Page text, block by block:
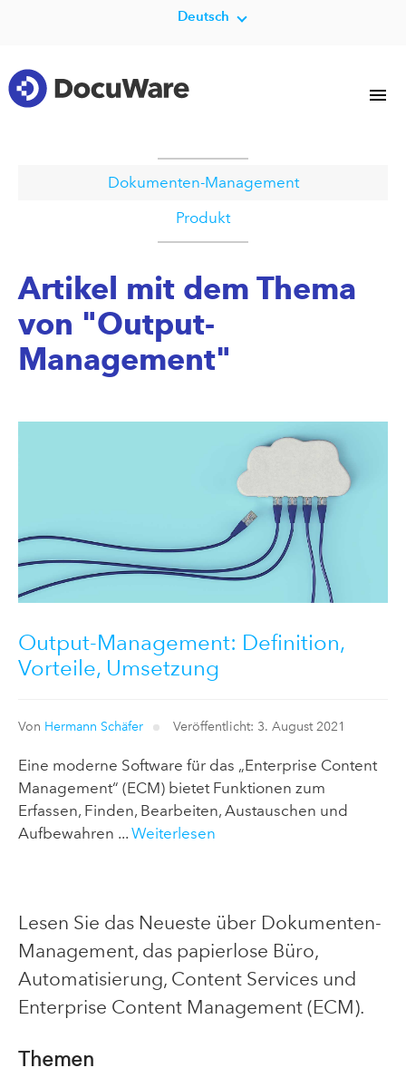
Deutsch
Dokumenten-Management
Produkt
Artikel mit dem Thema
von "Output-
Management"
Output-Management: Definition,
Vorteile, Umsetzung
Von Hermann Schäfer Veröffentlicht: 3. August 2021
Eine moderne Software für das „Enterprise Content
Management“ (ECM) bietet Funktionen zum
Erfassen, Finden, Bearbeiten, Austauschen und
Aufbewahren ... Weiterlesen
Lesen Sie das Neueste über Dokumenten-
Management, das papierlose Büro,
Automatisierung, Content Services und
Enterprise Content Management (ECM).
Themen